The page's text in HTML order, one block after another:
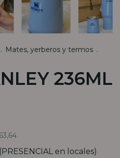
. Mates, yerberos y termos .
236ML
en locales)